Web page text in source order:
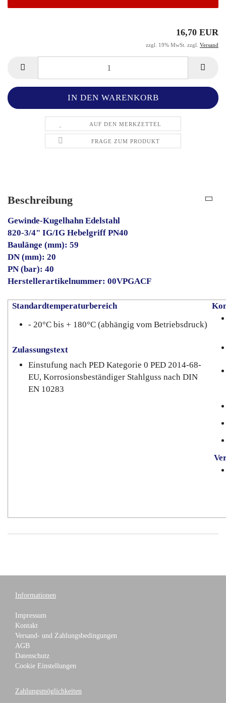
16,70 EUR
zzgl. 19% MwSt. zzgl. Versand
AUF DEN MERKZETTEL
FRAGE ZUM PRODUKT
Beschreibung
Gewinde-Kugelhahn Edelstahl
820-3/4" IG/IG Hebelgriff PN40
Baulänge (mm): 59
DN (mm): 20
PN (bar): 40
Herstellerartikelnummer: 00VPGACF
Standardtemperaturbereich
- 20°C bis + 180°C (abhängig vom Betriebsdruck)
Zulassungstext
Einstufung nach PED Kategorie 0 PED 2014-68-
EU, Korrosionsbeständiger Stahlguss nach DIN
EN 10283
Informationen
Impressum
Kontakt
Versand- und Zahlungsbedingungen
AGB
Datenschutz
Cookie Einstellungen
Zahlungsmöglichkeiten